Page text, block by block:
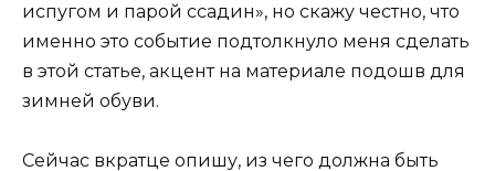
испугом и парой ссадин», но скажу честно, что
именно это событие подтолкнуло меня сделать
в этой статье, акцент на материале подошв для
зимней обуви.
Сейчас вкратце опишу, из чего должна быть